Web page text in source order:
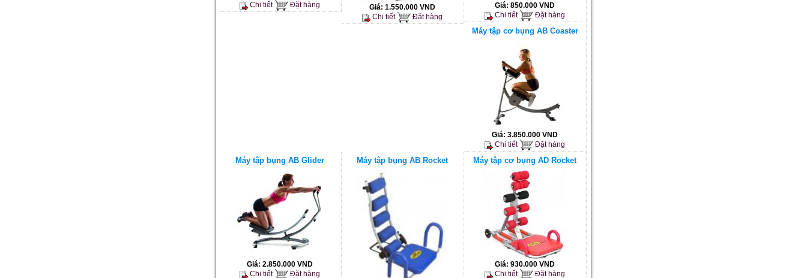
Chi tiết
Đặt hàng Giá: 1.550.000 VND
Chi tiết
Đặt hàng
Giá: 850.000 VND
Chi tiết
Đặt hàng
Máy tập cơ bụng AB Coaster
Giá: 3.850.000 VND
Chi tiết
Đặt hàng
Máy tập bụng AB Glider
Giá: 2.850.000 VND
Chi tiết
Đặt hàng
Máy tập bụng AB Rocket Máy tập cơ bụng AD Rocket
Giá: 930.000 VND
Chi tiết
Đặt hàng